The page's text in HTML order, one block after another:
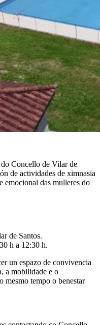
Concello de Vilar de
de actividades de ximnasia
emocional das mulleres do
de Santos.
h a 12:30 h.
un espazo de convivencia
a mobilidade e o
mesmo tempo o benestar